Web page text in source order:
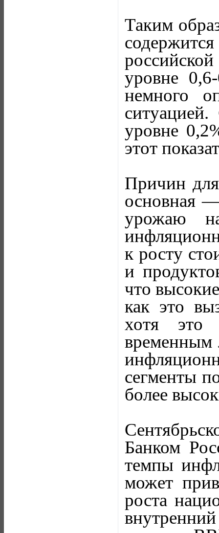
Таким
уровне
немного
уровне
этот
Причин
основная
урожаю
к росту
и
что
как это
хотя это
временным
сегменты
более
Банком
темпы
может
роста